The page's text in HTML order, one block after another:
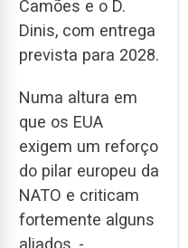
Camões e o D.
Dinis, com entrega
prevista para 2028.
Numa altura em
que os EUA
exigem um reforço
do pilar europeu da
NATO e criticam
fortemente alguns
aliados, -